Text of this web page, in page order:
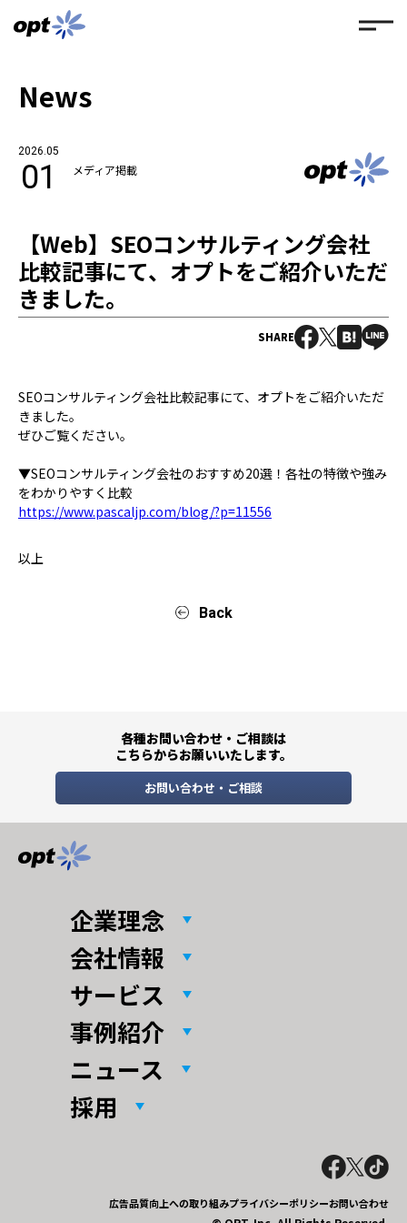
News
2026.05
01 メディア掲載
【Web】SEOコンサルティング会社
比較記事にて、オプトをご紹介いただ
きました。
SHARE
SEOコンサルティング会社比較記事にて、オプトをご紹介いただ
きました。
ぜひご覧ください。
▼SEOコンサルティング会社のおすすめ20選！各社の特徴や強み
をわかりやすく比較
https://www.pascaljp.com/blog/?p=11556
以上
Back
各種お問い合わせ・ご相談は
こちらからお願いいたします。
お問い合わせ・ご相談
企業理念
会社情報
サービス
事例紹介
ニュース
採用
広告品質向上への取り組みプライバシーポリシーお問い合わせ